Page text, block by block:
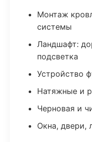
Монтаж
системы
Ландшафт:
подсветка
Устройство
Натяжные и
Черновая и
Окна, двери,